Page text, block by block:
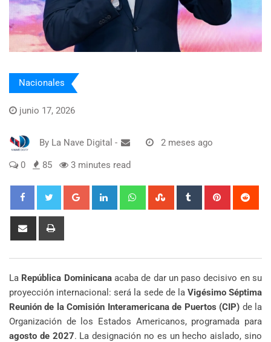
Nacionales
junio 17, 2026
By La Nave Digital - 2 meses ago
0 85 3 minutes read
Google+ LinkedIn WhatsappStumbleUpon
Tumblr Pinterest
Share
La República Dominicanaacaba de dar un paso decisivo en su
proyección internacional: será la sede de la Vigésimo Séptima
Reunión de la Comisión Interamericana de Puertos (CIP) de la
Organización de los Estados Americanos, programada para
agosto de 2027. La designación no es un hecho aislado, sino